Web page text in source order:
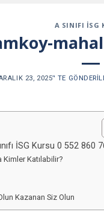
A SINIFI İSG
23, 2025’' TE
İSG Kursu 0 552 860
Kimler Katılabilir?
Kazanan Siz Olun